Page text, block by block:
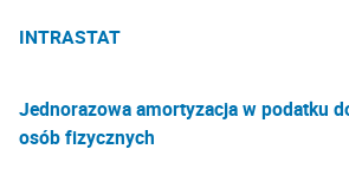
INTRASTAT
Jednorazowa amortyzacja w podatku
osób fizycznych